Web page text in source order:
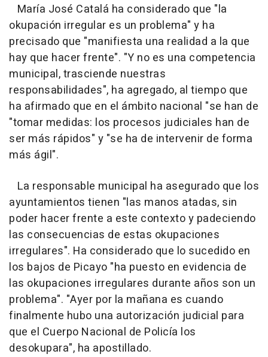
María José Catalá ha considerado que "la
okupación irregular es un problema" y ha
precisado que "manifiesta una realidad a la que
hay que hacer frente". "Y no es una competencia
municipal, trasciende nuestras
responsabilidades", ha agregado, al tiempo que
ha afirmado que en el ámbito nacional "se han de
"tomar medidas: los procesos judiciales han de
ser más rápidos" y "se ha de intervenir de forma
más ágil".
La responsable municipal ha asegurado que los
ayuntamientos tienen "las manos atadas, sin
poder hacer frente a este contexto y padeciendo
las consecuencias de estas okupaciones
irregulares". Ha considerado que lo sucedido en
los bajos de Picayo "ha puesto en evidencia de
las okupaciones irregulares durante años son un
problema". "Ayer por la mañana es cuando
finalmente hubo una autorización judicial para
que el Cuerpo Nacional de Policía los
desokupara", ha apostillado.